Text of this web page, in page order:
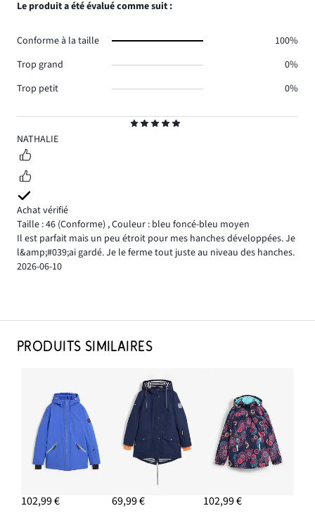
5
NATHALIE
Achat vérifié
Taille : 46 (Conforme) ,Couleur : bleu foncé-bleu moyen
Il est parfait mais un peu étroit pour mes hanches développées. Je
l&amp;#039;ai gardé. Je le ferme tout juste au niveau des hanches.
2026-06-10
Le produit a été évalué comme suit :
Conforme à la taille
100%
Trop grand
0%
Trop petit
0%
PRODUITS SIMILAIRES
102,99 € 69,99 € 102,99 €